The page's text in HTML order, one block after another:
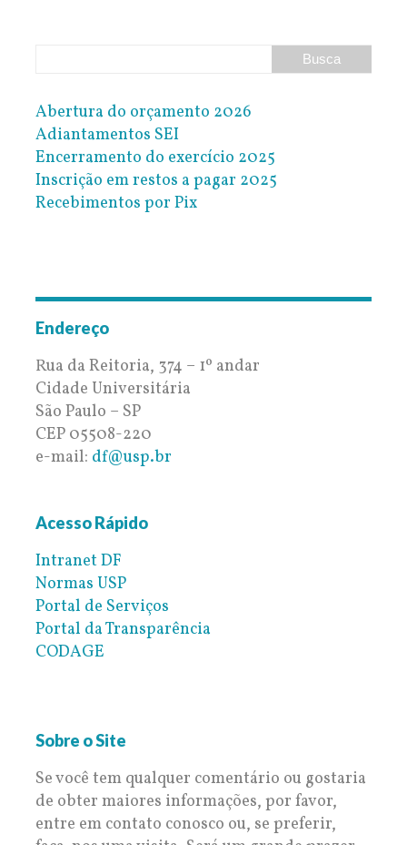
Abertura do orçamento 2026
Adiantamentos SEI
Encerramento do exercício 2025
Inscrição em restos a pagar 2025
Recebimentos por Pix
Endereço
Rua da Reitoria, 374 – 1º andar
Cidade Universitária
São Paulo – SP
CEP 05508-220
e-mail: df@usp.br
Acesso Rápido
Intranet DF
Normas USP
Portal de Serviços
Portal da Transparência
CODAGE
Sobre o Site
Se você tem qualquer comentário ou gostaria
de obter maiores informações, por favor,
entre em contato conosco ou, se preferir,